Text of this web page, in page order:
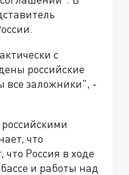
с
российские
все заложники", -
что
Россия в ходе
и работы над